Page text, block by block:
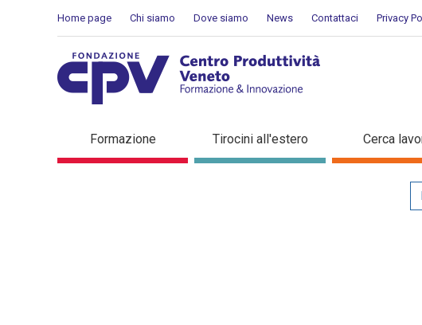
Home page Chi siamo Dove siamo News Contattaci Privacy
Adulti da ricollocare - Dettaglio
Formazione Tirocini all'estero Cerca